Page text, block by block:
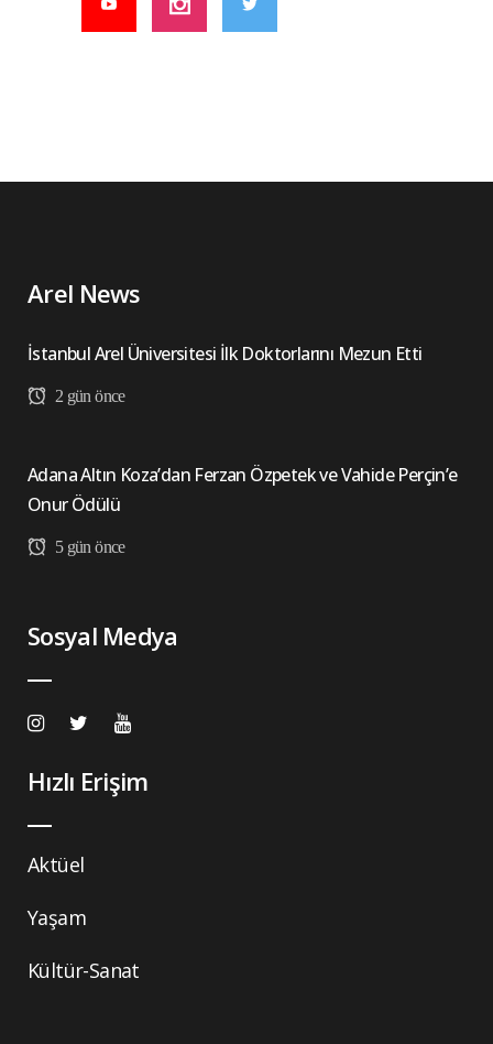
Arel News
İstanbul Arel Üniversitesi İlk Doktorlarını Mezun Etti
2 gün önce
Adana Altın Koza’dan Ferzan Özpetek ve Vahide Perçin’e
Onur Ödülü
5 gün önce
Sosyal Medya
Hızlı Erişim
Aktüel
Yaşam
Kültür-Sanat